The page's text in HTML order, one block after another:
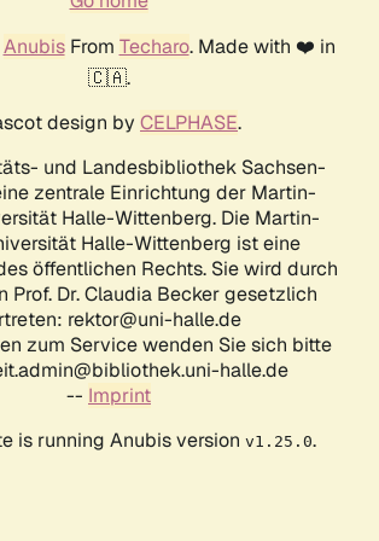
AnubisFrom Techaro. Made with ❤️ in
🇨🇦.
design by CELPHASE.
und Landesbibliothek Sachsen-
zentrale Einrichtung der Martin-
Halle-Wittenberg. Die Martin-
Halle-Wittenberg ist eine
öffentlichen Rechts. Sie wird durch
Prof. Dr. Claudia Becker gesetzlich
rektor@uni-halle.de
zum Service wenden Sie sich bitte
halle.de
-- Imprint
is running Anubis version v1.25.0.